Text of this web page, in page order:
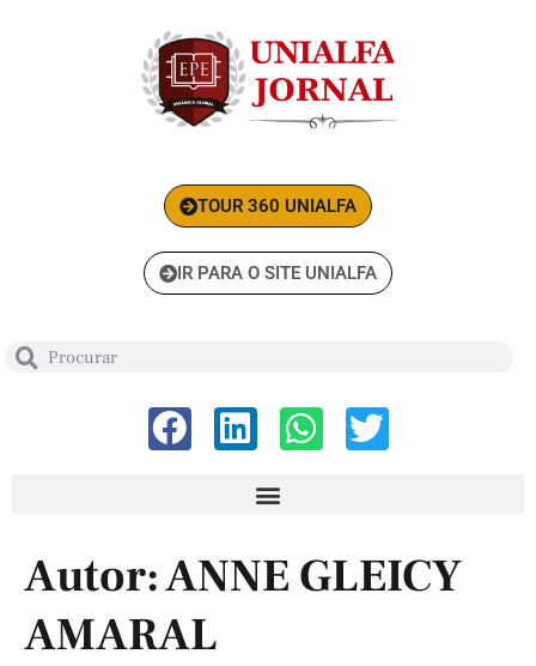
TOUR 360 UNIALFA
IR PARA O SITE UNIALFA
Autor:ANNE GLEICY
AMARAL